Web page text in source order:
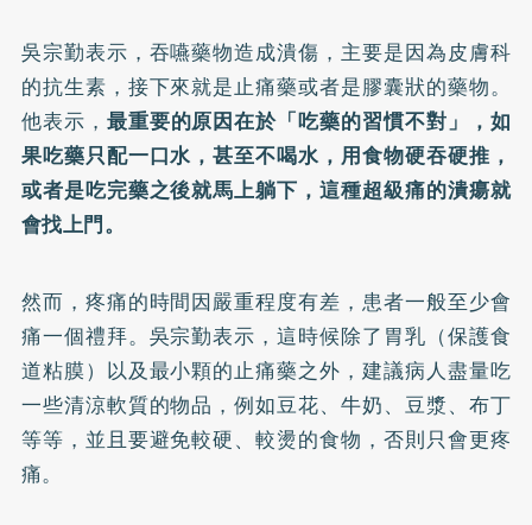
吳宗勤表示，吞嚥藥物造成潰傷，主要是因為皮膚科
的抗生素，接下來就是止痛藥或者是膠囊狀的藥物。
他表示， 最重要的原因在於「吃藥的習慣不對」，如
果吃藥只配一口水，甚至不喝水，用食物硬吞硬推，
或者是吃完藥之後就馬上躺下，這種超級痛的潰瘍就
會找上門。
然而，疼痛的時間因嚴重程度有差，患者一般至少會
痛一個禮拜。吳宗勤表示，這時候除了胃乳（保護食
道粘膜）以及最小顆的止痛藥之外，建議病人盡量吃
一些清涼軟質的物品，例如豆花、牛奶、豆漿、布丁
等等，並且要避免較硬、較燙的食物，否則只會更疼
痛。